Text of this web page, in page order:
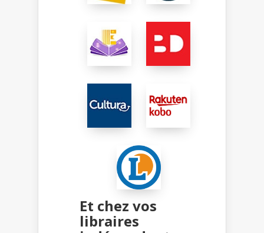
Et chez vos
libraires